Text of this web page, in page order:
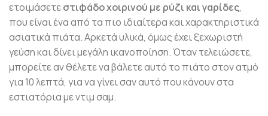
ετοιμάσετεστιφάδο χοιρινού με ρύζι και γαρίδες,
που είναι ένα από τα πιο ιδιαίτερα και χαρακτηριστικά
ασιατικά πιάτα. Αρκετά υλικά, όμως έχει ξεχωριστή
γεύση και δίνει μεγάλη ικανοποίηση. Όταν τελειώσετε,
μπορείτε αν θέλετε να βάλετε αυτό το πιάτο στον ατμό
για 10 λεπτά, για να γίνει σαν αυτό που κάνουν στα
εστιατόρια με ντιμ σαμ.